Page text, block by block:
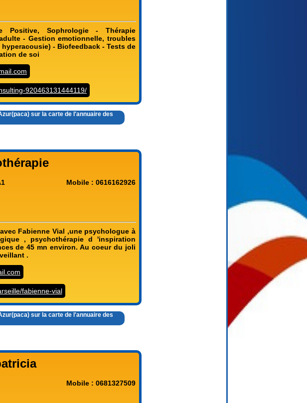
Positive, Sophrologie - Thérapie
- Gestion emotionnelle, troubles
- Biofeedback - Tests de
de soi
920463131444119/
sur la carte de l'annuaire des
Mobile : 0616162926
Fabienne Vial ,une psychologue à
, psychothérapie d 'inspiration
de 45 mn environ. Au coeur du joli
.
fabienne-vial
sur la carte de l'annuaire des
Mobile : 0681327509